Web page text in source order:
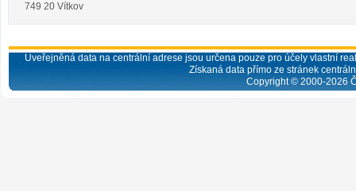
749 20 Vítkov
Uveřejněná data na centrální adrese jsou určena pouze pro účely vlastní
Získaná data přímo ze stránek
Copyright © 2000-2026